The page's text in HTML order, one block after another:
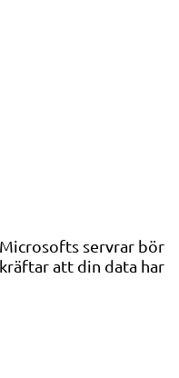
servrar bör
att din data har